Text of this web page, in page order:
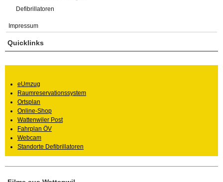
Defibrillatoren
Impressum
Quicklinks
eUmzug
Raumreservationssystem
Ortsplan
Online-Shop
Wattenwiler Post
Fahrplan ÖV
Webcam
Standorte Defibrillatoren